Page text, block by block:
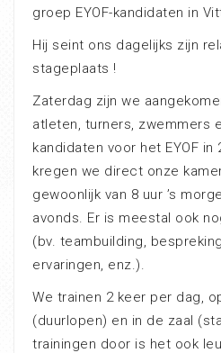
groep EYOF-kandidaten in
Hij seint ons dagelijks zijn
stageplaats !
Zaterdag zijn we
atleten, turners, zwemmers
kandidaten voor het EYOF in
kregen we direct onze
gewoonlijk van 8 uur ’s
avonds. Er is meestal ook
(bv. teambuilding,
ervaringen, enz.).
We trainen 2 keer per dag,
(duurlopen) en in de zaal
trainingen door is het ook